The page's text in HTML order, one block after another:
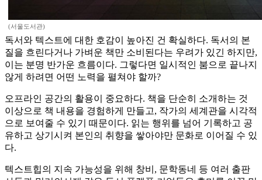
(서울도서관)
독서와 텍스트에 대한 호감이 높아진 건 확실하다. 독서의 본
질을 흐린다거나 가벼운 책만 소비된다는 우려가 있긴 하지만,
이는 분명 반가운 흐름이다. 그렇다면 일시적인 붐으로 끝나지
않게 하려면 어떤 노력을 펼쳐야 할까?
오프라인 공간의 활용이 중요하다. 책을 단순히 소개하는 것
이상으로 책 내용을 경험하게 만들고, 작가의 세계관을 시각적
으로 보여줄 수 있기 때문이다. 읽는 행위를 넘어 기록하고 공
유하고 상기시켜 본인의 취향을 쌓아야만 문화로 이어질 수 있
다.
텍스트힙의 지속 가능성을 위해 창비, 문학동네 등 여러 출판